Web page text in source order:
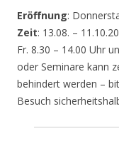
Eröffnung:
Zeit: 13.08. –
Fr. 8.30 – 14.00 Uhr
oder Seminare kann
behindert werden –
Besuch